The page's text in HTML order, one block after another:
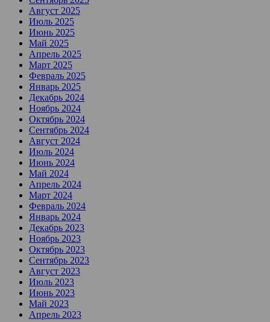
Август 2025
Июль 2025
Июнь 2025
Май 2025
Апрель 2025
Март 2025
Февраль 2025
Январь 2025
Декабрь 2024
Ноябрь 2024
Октябрь 2024
Сентябрь 2024
Август 2024
Июль 2024
Июнь 2024
Май 2024
Апрель 2024
Март 2024
Февраль 2024
Январь 2024
Декабрь 2023
Ноябрь 2023
Октябрь 2023
Сентябрь 2023
Август 2023
Июль 2023
Июнь 2023
Май 2023
Апрель 2023